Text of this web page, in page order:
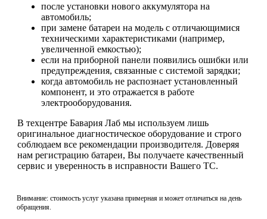
после установки нового аккумулятора на
автомобиль;
при замене батареи на модель с отличающимися
техническими характеристиками (например,
увеличенной емкостью);
если на приборной панели появились ошибки или
предупреждения, связанные с системой зарядки;
когда автомобиль не распознает установленный
компонент, и это отражается в работе
электрооборудования.
В техцентре Бавария Лаб мы используем лишь
оригинальное диагностическое оборудование и строго
соблюдаем все рекомендации производителя. Доверяя
нам регистрацию батареи, Вы получаете качественный
сервис и уверенность в исправности Вашего ТС.
Внимание: стоимость услуг указана примерная и может отличаться на день
обращения.